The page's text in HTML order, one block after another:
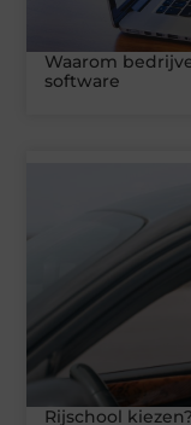
Waarom
software
Rijschool